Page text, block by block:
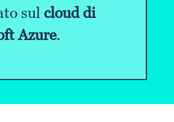
sul cloud di
Azure.